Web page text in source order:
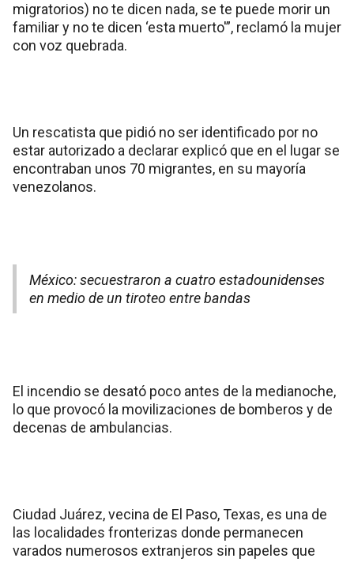
migratorios) no te dicen nada, se te puede morir un
familiar y no te dicen ‘esta muerto'”, reclamó la mujer
con voz quebrada.
Un rescatista que pidió no ser identificado por no
estar autorizado a declarar explicó que en el lugar se
encontraban unos 70 migrantes, en su mayoría
venezolanos.
México: secuestraron a cuatro estadounidenses
en medio de un tiroteo entre bandas
El incendio se desató poco antes de la medianoche,
lo que provocó la movilizaciones de bomberos y de
decenas de ambulancias.
Ciudad Juárez, vecina de El Paso, Texas, es una de
las localidades fronterizas donde permanecen
varados numerosos extranjeros sin papeles que